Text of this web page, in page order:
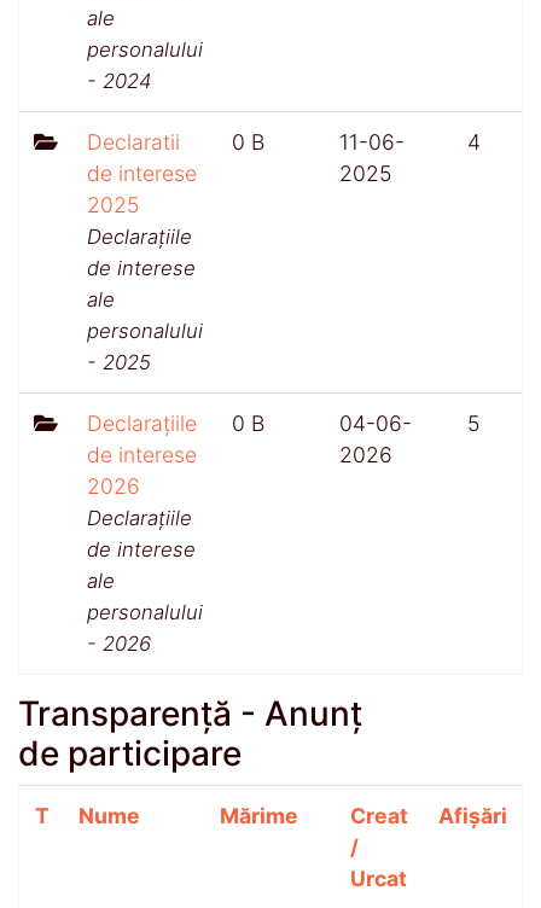
ale
personalului
- 2024
Declaratii
de interese
2025
Declarațiile
de interese
ale
personalului
- 2025
0 B
11-06-
2025
4
Declarațiile
de interese
2026
Declarațiile
de interese
ale
personalului
- 2026
0 B
04-06-
2026
5
Transparență - Anunț
de participare
T Nume Mărime
Creat
/
Urcat
Afișări